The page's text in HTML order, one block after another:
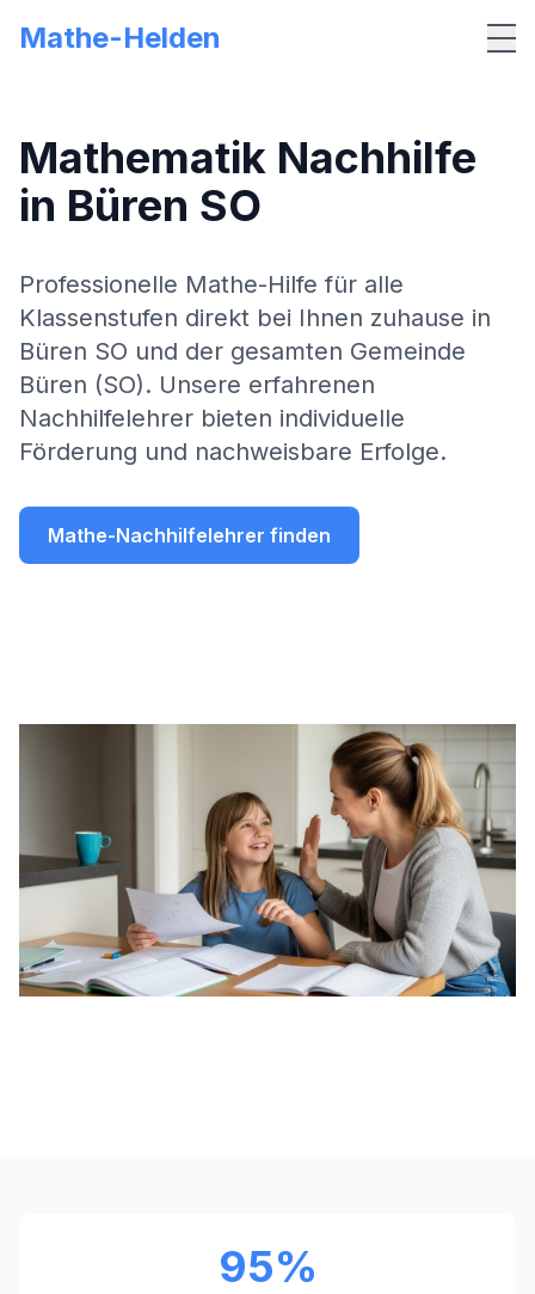
Mathe-Helden
Mathematik Nachhilfe
in Büren SO
Professionelle Mathe-Hilfe für alle
Klassenstufen direkt bei Ihnen zuhause in
Büren SO und der gesamten Gemeinde
Büren (SO). Unsere erfahrenen
Nachhilfelehrer bieten individuelle
Förderung und nachweisbare Erfolge.
Mathe-Nachhilfelehrer finden
95%